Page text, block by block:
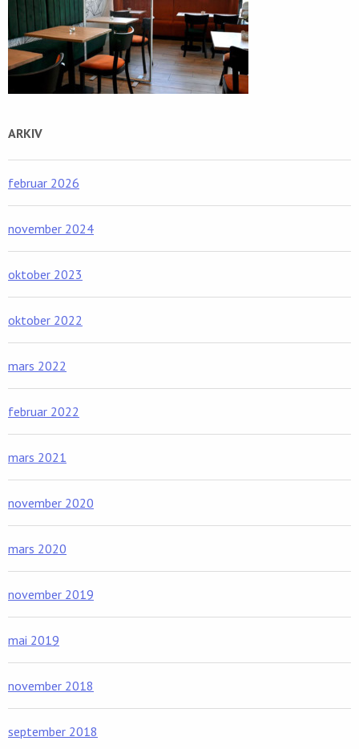
ARKIV
februar 2026
november 2024
oktober 2023
oktober 2022
mars 2022
februar 2022
mars 2021
november 2020
mars 2020
november 2019
mai 2019
november 2018
september 2018